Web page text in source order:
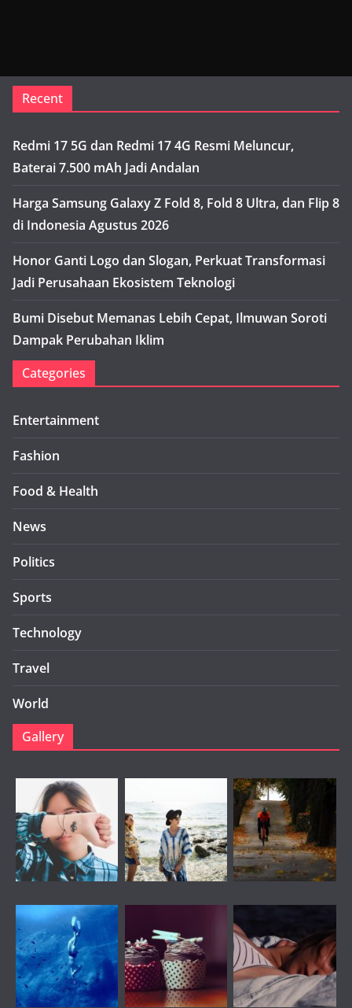
Recent
Redmi 17 5G dan Redmi 17 4G Resmi Meluncur,
Baterai 7.500 mAh Jadi Andalan
Harga Samsung Galaxy Z Fold 8, Fold 8 Ultra, dan Flip 8
di Indonesia Agustus 2026
Honor Ganti Logo dan Slogan, Perkuat Transformasi
Jadi Perusahaan Ekosistem Teknologi
Bumi Disebut Memanas Lebih Cepat, Ilmuwan Soroti
Dampak Perubahan Iklim
Categories
Entertainment
Fashion
Food & Health
News
Politics
Sports
Technology
Travel
World
Gallery